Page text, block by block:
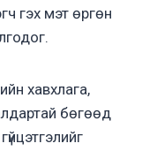
гэх мэт өргөн
хавхлага,
бөгөөд